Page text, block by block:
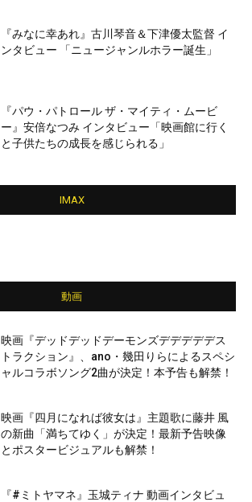
『みなに幸あれ』古川琴音＆下津優太監督 イ
ンタビュー 「ニュージャンルホラー誕生」
『パウ・パトロール ザ・マイティ・ムービ
ー』安倍なつみ インタビュー「映画館に行く
と子供たちの成長を感じられる」
IMAX
動画
映画『デッドデッドデーモンズデデデデデス
トラクション』、ano・幾田りらによるスペシ
ャルコラボソング2曲が決定！本予告も解禁！
映画『四月になれば彼女は』主題歌に藤井 風
の新曲「満ちてゆく」が決定！最新予告映像
とポスタービジュアルも解禁！
『#ミトヤマネ』玉城ティナ 動画インタビュ